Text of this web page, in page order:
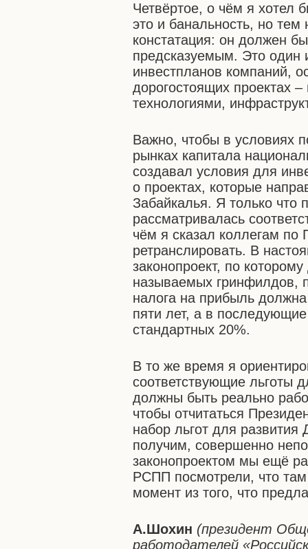
Четвёртое, о чём я хотел
это и банальность, но
констатация: он должен
предсказуемым. Это один
инвестпланов компаний,
дорогостоящих проектах
технологиями,
Важно, чтобы в условиях
рынках капитала
создавал условия для
о проектах, которые
Забайкалья. Я только что
рассматривалась
чём я сказал коллегам по
ретранслировать. В
законопроект, по
называемых гринфилдов,
налога на прибыль
пяти лет, а в
стандартных 20%.
В то же время я
соответствующие льготы
должны быть реально
чтобы отчитаться
набор льгот для развития
получим, совершенно
законопроектом мы ещё
РСПП посмотрели, что там
момент из того, что
А.Шохин (президент
работодателей